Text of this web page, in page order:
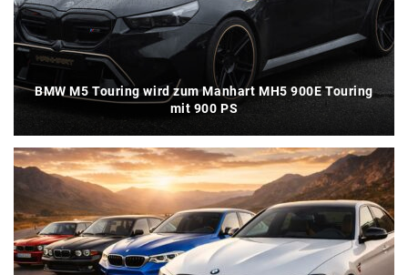
BMW M5 Touring wird zum Manhart MH5 900E Touring
mit 900 PS